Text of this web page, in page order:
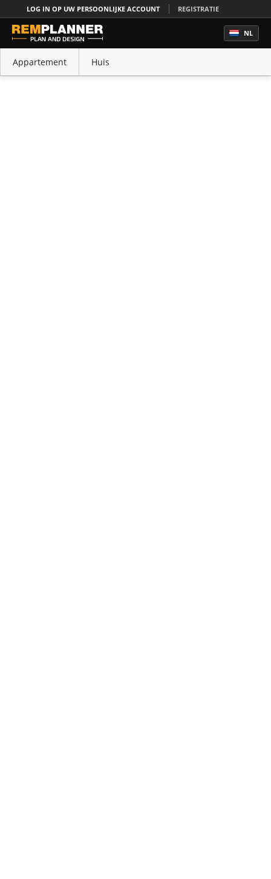
LOG IN OP UW PERSOONLIJKE ACCOUNT REGISTRATIE
NL
Appartement Huis